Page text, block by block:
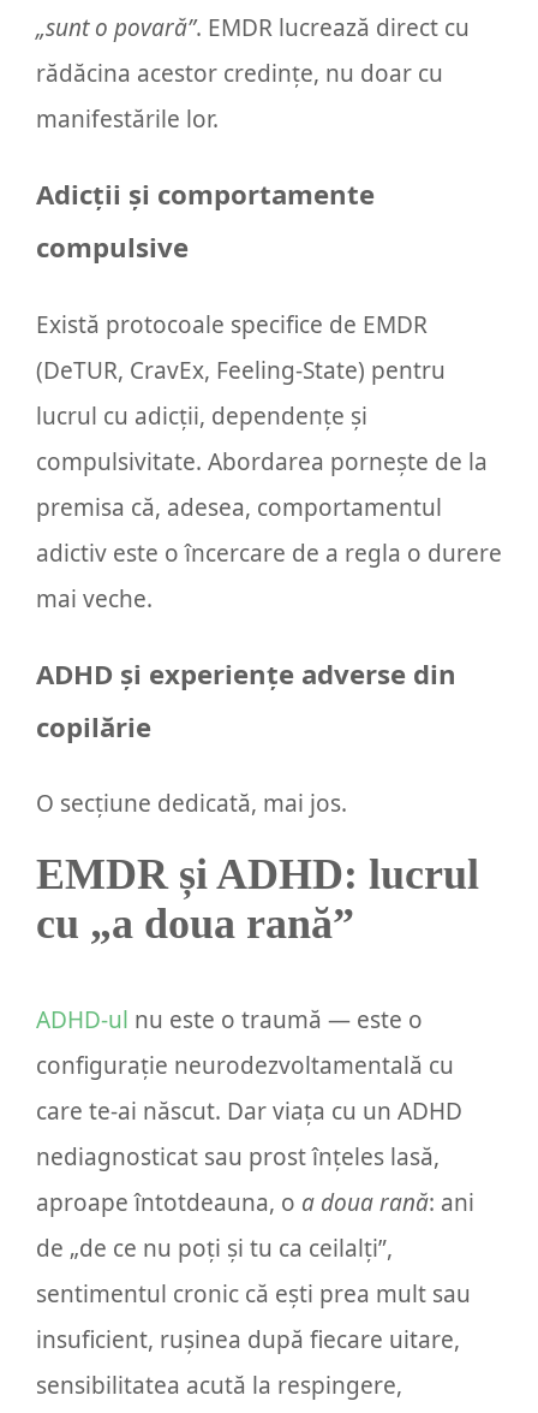
„sunt o povară”. EMDR lucrează direct cu
rădăcina acestor credințe, nu doar cu
manifestările lor.
Adicții și comportamente
compulsive
Există protocoale specifice de EMDR
(DeTUR, CravEx, Feeling-State) pentru
lucrul cu adicții, dependențe și
compulsivitate. Abordarea pornește de la
premisa că, adesea, comportamentul
adictiv este o încercare de a regla o durere
mai veche.
ADHD și experiențe adverse din
copilărie
O secțiune dedicată, mai jos.
EMDR și ADHD: lucrul
cu „a doua rană”
ADHD-ul nu este o traumă — este o
configurație neurodezvoltamentală cu
care te-ai născut. Dar viața cu un ADHD
nediagnosticat sau prost înțeles lasă,
aproape întotdeauna, o a doua rană: ani
de „de ce nu poți și tu ca ceilalți”,
sentimentul cronic că ești prea mult sau
insuficient, rușinea după fiecare uitare,
sensibilitatea acută la respingere,